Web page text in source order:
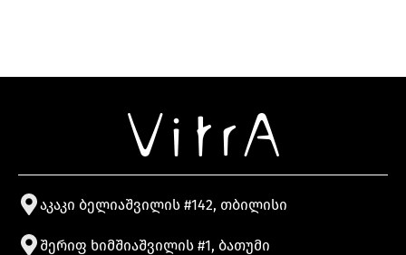
აკაკი ბელიაშვილის #142, თბილისი
შერიფ ხიმშიაშვილის #1, ბათუმი